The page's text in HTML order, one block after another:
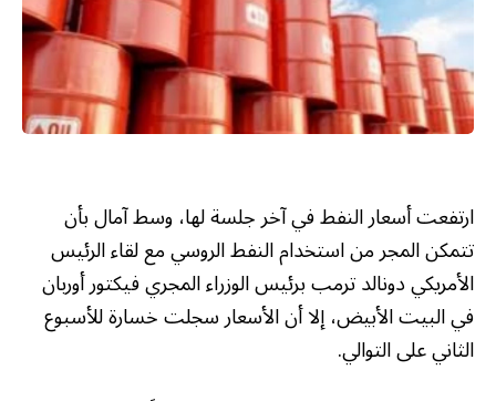
ارتفعت أسعار النفط في آخر جلسة لها، وسط آمال بأن
تتمكن المجر من استخدام النفط الروسي مع لقاء الرئيس
الأمريكي دونالد ترمب برئيس الوزراء المجري فيكتور أوربان
في البيت الأبيض، إلا أن الأسعار سجلت خسارة للأسبوع
الثاني على التوالي.